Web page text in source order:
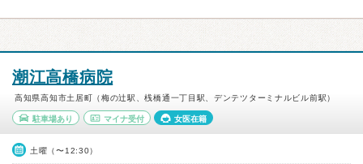
潮江高橋病院
高知県高知市土居町（梅の辻駅、桟橋通一丁目駅、デンテツターミナルビル前駅）
駐車場あり マイナ受付 女医在籍
土曜（〜12:30）